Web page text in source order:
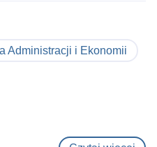
Administracji i Ekonomii